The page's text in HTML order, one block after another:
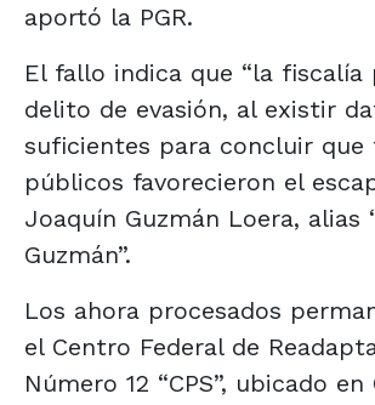
aportó la PGR.
El fallo indica que “la fiscalía
delito de evasión, al existir
suficientes para concluir que
públicos favorecieron el
Joaquín Guzmán Loera, alias
Guzmán”.
Los ahora procesados
el Centro Federal de
Número 12 “CPS”, ubicado en